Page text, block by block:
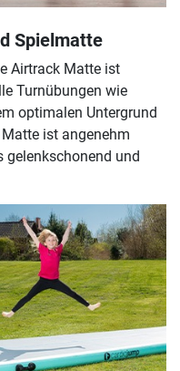
Spielmatte
Airtrack Matte ist
Turnübungen wie
optimalen Untergrund
ist angenehm
gelenkschonend und